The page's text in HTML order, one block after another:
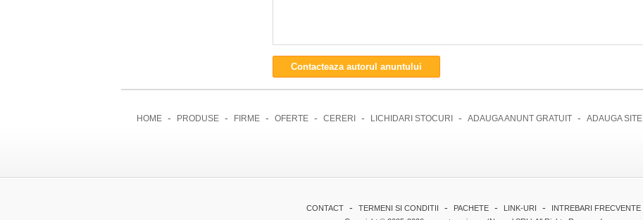
Contacteaza autorul anuntului
HOME - PRODUSE - FIRME - OFERTE - CERERI - LICHIDARI STOCURI - ADAUGA ANUNT GRATUIT - ADAUGA SITE
CONTACT - TERMENI SI CONDITII - PACHETE - LINK-URI -
INTREBARI FRECVENTE